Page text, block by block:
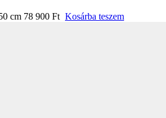
cm 78 900 Ft Kosárba teszem